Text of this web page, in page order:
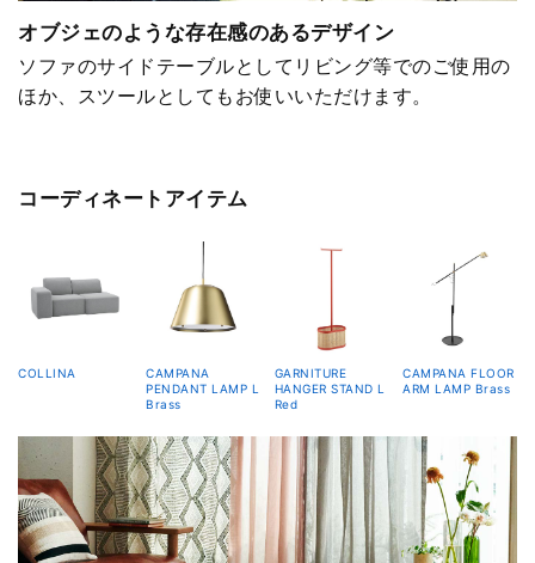
オブジェのような存在感のあるデザイン
ソファのサイドテーブルとしてリビング等でのご使用の
ほか、スツールとしてもお使いいただけます。
コーディネートアイテム
COLLINA
CAMPANA
PENDANT LAMP L
Brass
GARNITURE
HANGER STAND L
Red
CAMPANA FLOOR
ARM LAMP Brass